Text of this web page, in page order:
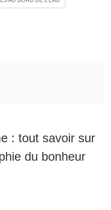
: tout savoir sur
du bonheur